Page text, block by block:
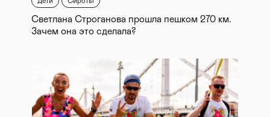
Светлана Строганова прошла пешком 270 км.
Зачем она это сделала?